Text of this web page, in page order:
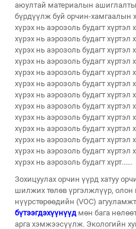
аюултай материалын
бүрдүүлж буй орчин-хамгаалын
хүрэх нь аэрозоль будагт хүртэл
хүрэх нь аэрозоль будагт хүртэл
хүрэх нь аэрозоль будагт хүртэл
хүрэх нь аэрозоль будагт хүртэл
хүрэх нь аэрозоль будагт хүртэл
хүрэх нь аэрозоль будагт хүртэл
хүрэх нь аэрозоль будагт хүртэл
хүрэх нь аэрозоль будагт хүртэл
хүрэх нь аэрозоль будагт хүртэл
хүрэх нь аэрозоль будагт хүртэл
хүрэх нь аэрозоль будагт хүртэл
хүрэх нь аэрозоль будагт хүртэл
хүрэх нь аэрозоль будагт хүрт......
Зохицуулах орчин үүрд хатуу
шилжих төлөв үргэлжлүүр, олон
нүүрстөрөөдийн (VOC)
бүтээгдэхүүнүүд мөн бага
арга хэмжээсүүлж. Экологийн